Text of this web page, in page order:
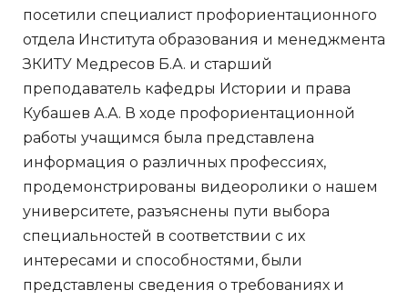
посетили специалист профориентационного
отдела Института образования и менеджмента
ЗКИТУ Медресов Б.А. и старший
преподаватель кафедры Истории и права
Кубашев А.А. В ходе профориентационной
работы учащимся была представлена
информация о различных профессиях,
продемонстрированы видеоролики о нашем
университете, разъяснены пути выбора
специальностей в соответствии с их
интересами и способностями, были
представлены сведения о требованиях и